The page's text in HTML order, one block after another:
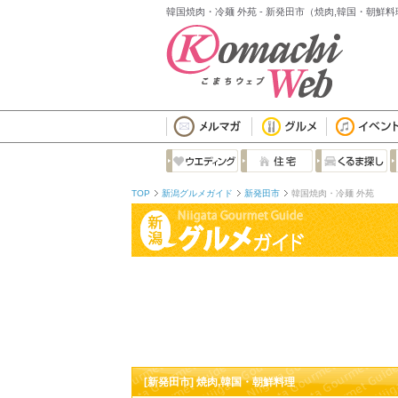
韓国焼肉・冷麺 外苑 - 新発田市（焼肉,韓国・朝鮮料
TOP 新潟グルメガイド 新発田市 韓国焼肉・冷麺 外苑
[新発田市] 焼肉,韓国・朝鮮料理